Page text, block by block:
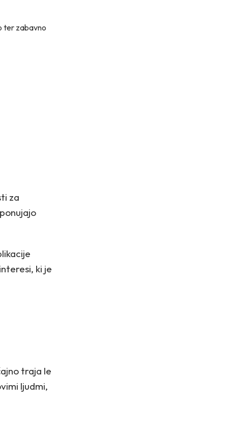
ter zabavno
za
ki je
traja le
ljudmi,